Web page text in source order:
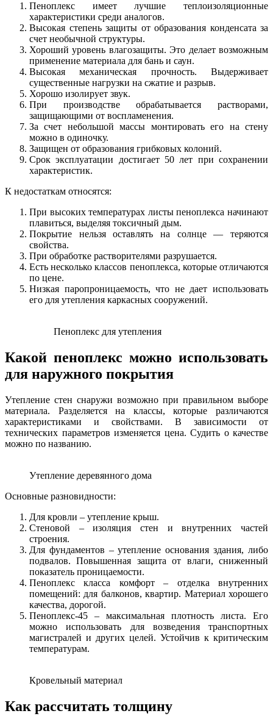
Пеноплекс имеет лучшие теплоизоляционные
характеристики среди аналогов.
Высокая степень защиты от образования конденсата за
счет необычной структуры.
Хороший уровень влагозащиты. Это делает возможным
применение материала для бань и саун.
Высокая механическая прочность. Выдерживает
существенные нагрузки на сжатие и разрыв.
Хорошо изолирует звук.
При производстве обрабатывается растворами,
защищающими от воспламенения.
За счет небольшой массы монтировать его на стену
можно в одиночку.
Защищен от образования грибковых колоний.
Срок эксплуатации достигает 50 лет при сохранении
характеристик.
К недостаткам относятся:
При высоких температурах листы пеноплекса начинают
плавиться, выделяя токсичный дым.
Покрытие нельзя оставлять на солнце — теряются
свойства.
При обработке растворителями разрушается.
Есть несколько классов пеноплекса, которые отличаются
по цене.
Низкая паропроницаемость, что не дает использовать
его для утепления каркасных сооружений.
Пеноплекс для утепления
Какой пеноплекс можно использовать
для наружного покрытия
Утепление стен снаружи возможно при правильном выборе
материала. Разделяется на классы, которые различаются
характеристиками и свойствами. В зависимости от
технических параметров изменяется цена. Судить о качестве
можно по названию.
Утепление деревянного дома
Основные разновидности:
Для кровли – утепление крыш.
Стеновой – изоляция стен и внутренних частей
строения.
Для фундаментов – утепление основания здания, либо
подвалов. Повышенная защита от влаги, сниженный
показатель проницаемости.
Пеноплекс класса комфорт – отделка внутренних
помещений: для балконов, квартир. Материал хорошего
качества, дорогой.
Пеноплекс-45 – максимальная плотность листа. Его
можно использовать для возведения транспортных
магистралей и других целей. Устойчив к критическим
температурам.
Кровельный материал
Как рассчитать толщину